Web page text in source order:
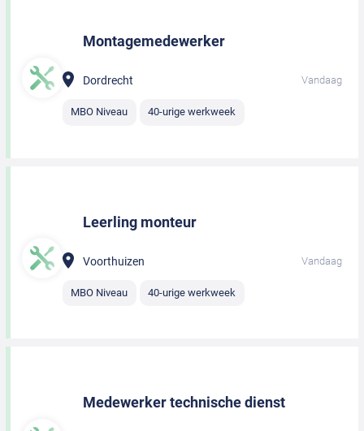
Montagemedewerker
Dordrecht Vandaag
MBO Niveau 40-urige werkweek
Leerling monteur
Voorthuizen Vandaag
MBO Niveau 40-urige werkweek
Medewerker technische dienst